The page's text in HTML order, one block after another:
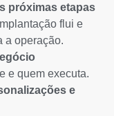
próximas etapas
flui e
a operação.
e quem executa.
e